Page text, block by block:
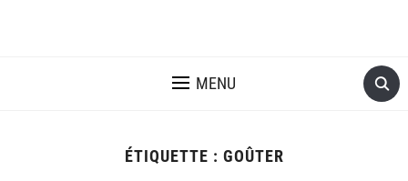
MENU
ÉTIQUETTE : GOÛTER